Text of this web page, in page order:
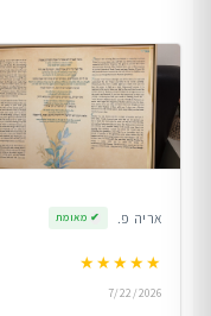
אריה פ. ✔ מאומת
★★★★★
7/22/2026